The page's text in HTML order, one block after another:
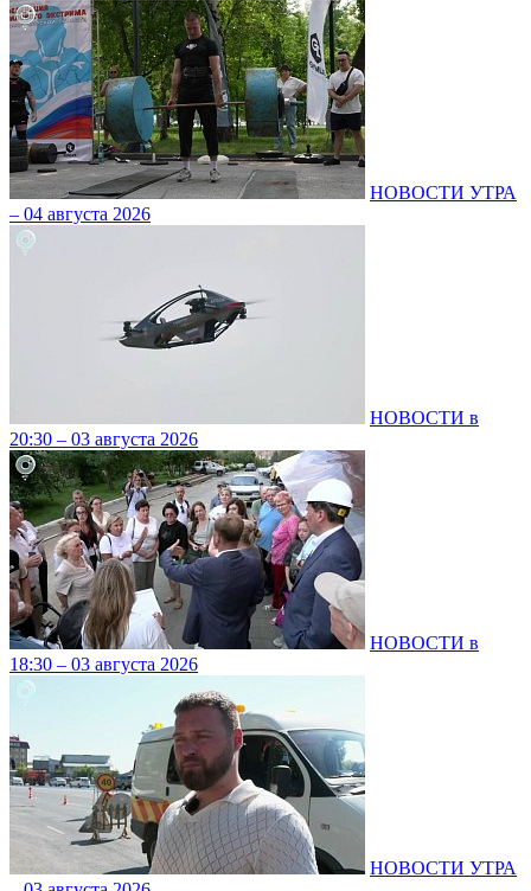
НОВОСТИ УТРА
– 04 августа 2026
НОВОСТИ в
20:30 – 03 августа 2026
НОВОСТИ в
18:30 – 03 августа 2026
НОВОСТИ УТРА